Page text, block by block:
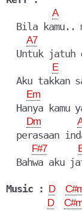
A
Bila kamu..
A7
Untuk jatuh
E
Aku takkan
Em
Hanya kamu
Dm
perasaan
F#7
Bahwa aku
Music : D
D